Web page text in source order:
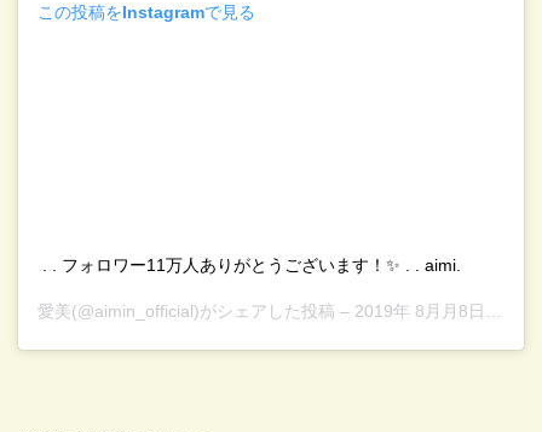
この投稿をInstagramで見る
. . フォロワー11万人ありがとうございます！✨ . . aimi.
愛美(@aimin_official)がシェアした投稿 – 2019年 8月月8日午前7時56分PDT